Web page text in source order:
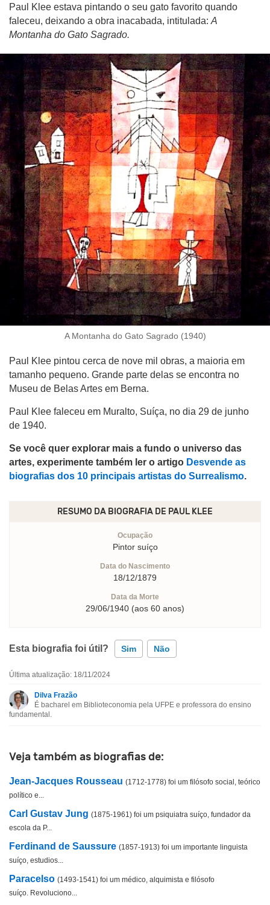
Paul Klee estava pintando o seu gato favorito quando
faleceu, deixando a obra inacabada, intitulada: A
Montanha do Gato Sagrado.
A Montanha do Gato Sagrado (1940)
Paul Klee pintou cerca de nove mil obras, a maioria em
tamanho pequeno. Grande parte delas se encontra no
Museu de Belas Artes em Berna.
Paul Klee faleceu em Muralto, Suíça, no dia 29 de junho
de 1940.
Se você quer explorar mais a fundo o universo das
artes, experimente também ler o artigo Desvende as
biografias dos 10 principais artistas do Surrealismo.
RESUMO DA BIOGRAFIA DE PAUL KLEE
Ocupação
Pintor suíço
Data do Nascimento
18/12/1879
Data da Morte
29/06/1940 (aos 60 anos)
Esta biografia foi útil? Sim Não
Esta biografia não tem a informação que procuro
Última atualização: 18/11/2024
Dilva Frazão
É bacharel em Biblioteconomia pela UFPE e professora do ensino
fundamental.
Veja também as biografias de:
Jean-Jacques Rousseau (1712-1778) foi um filósofo social, teórico
político e...
Carl Gustav Jung (1875-1961) foi um psiquiatra suíço, fundador da
escola da P...
Ferdinand de Saussure (1857-1913) foi um importante linguista
suíço, estudios...
Paracelso (1493-1541) foi um médico, alquimista e filósofo
suíço. Revoluciono...